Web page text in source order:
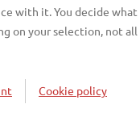
with it. You decide
on your selection, not
Cookie policy